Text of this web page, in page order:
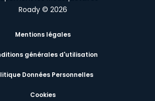
Roady © 2026
Mentions légales
générales d'utilisation
Données Personnelles
Cookies